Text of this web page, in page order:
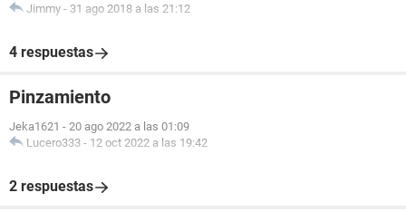
Jimmy - 31 ago 2018 a las 21:12
4 respuestas
Pinzamiento
Jeka1621 - 20 ago 2022 a las 01:09
Lucero333 - 12 oct 2022 a las 19:42
2 respuestas